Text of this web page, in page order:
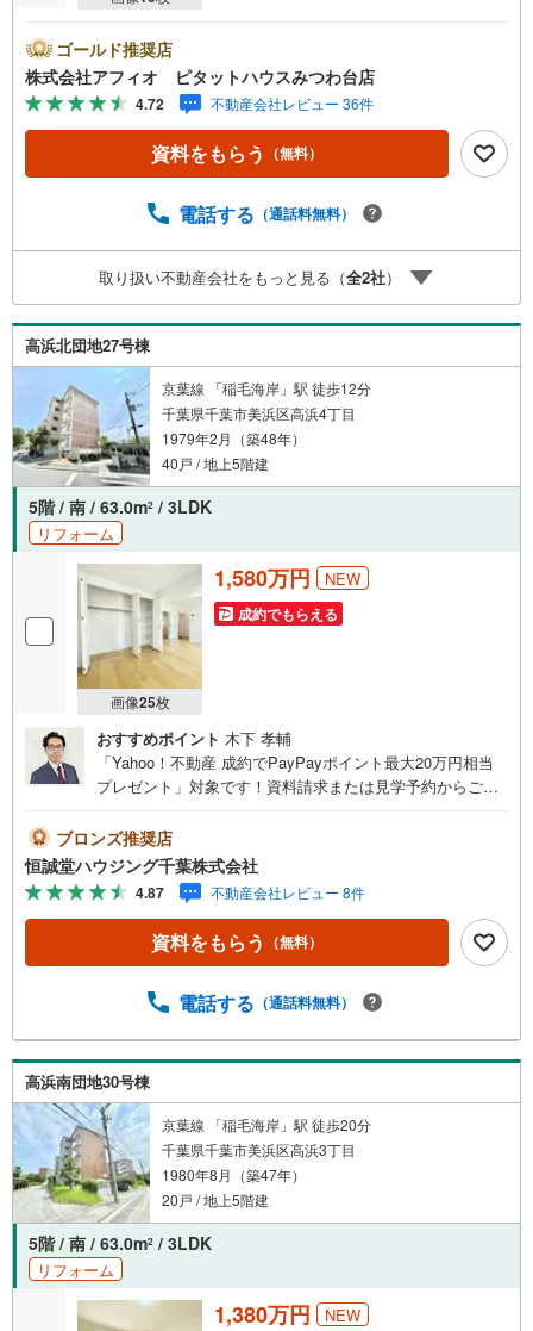
ゴールド推奨店
株式会社アフィオ ピタットハウスみつわ台店
4.72 不動産会社レビュー 36件
資料をもらう （無料）
電話する （通話料無料）
取り扱い不動産会社をもっと見る（全2社）
高浜北団地27号棟
京葉線 「稲毛海岸」駅 徒歩12分
千葉県千葉市美浜区高浜4丁目
1979年2月（築48年）
40戸 / 地上5階建
5階 / 南 / 63.0m2 / 3LDK
リフォーム
画像25枚
1,580万円 NEW
成約でもらえる
おすすめポイント 木下 孝輔
「Yahoo！不動産 成約でPayPayポイント最大20万円相当
プレゼント」対象です！資料請求または見学予約からご成
ださい。【営業時間 9:00-18:30】定休日:火曜日、水曜日上
記時間はお電話が繋がりやすくなっております。ぜひお気
軽にご連絡下さい！現地を見学される場合は「室内・現地
を見学する（無料）」ボタンよりご希望の日時をご記入い
ただけますとスムーズにご案内が可能です。恒誠堂ハウジ
ング千葉では、お客様一人ひとりのライフスタイルや将来
地・環境・価格・広さ」など、どの条件を重視する方にも
丁寧にご提案いたします。気になる物件がございました
ら、周辺環境や資金計画、住宅ローンのご相談なども含め
てトータルサポートいたします。どのようなご相談でもお
気軽にお申し付けください。実際に現地をご覧いただくこ
とで、暮らしのイメージをより具体的に感じていただけま
す。
ブロンズ推奨店
恒誠堂ハウジング千葉株式会社
4.87 不動産会社レビュー 8件
資料をもらう （無料）
電話する （通話料無料）
高浜南団地30号棟
京葉線 「稲毛海岸」駅 徒歩20分
千葉県千葉市美浜区高浜3丁目
1980年8月（築47年）
20戸 / 地上5階建
5階 / 南 / 63.0m2 / 3LDK
リフォーム
1,380万円 NEW